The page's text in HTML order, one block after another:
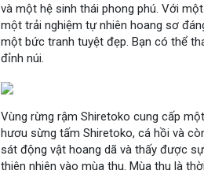
và một hệ sinh thái phong phú. Với
một trải nghiệm tự nhiên hoang sơ
một bức tranh tuyệt đẹp. Bạn có thể
đỉnh núi.
Vùng rừng rậm Shiretoko cung cấp
hươu sừng tấm Shiretoko, cá hồi và
sát động vật hoang dã và thấy được
thiên nhiên vào mùa thu. Mùa thu là